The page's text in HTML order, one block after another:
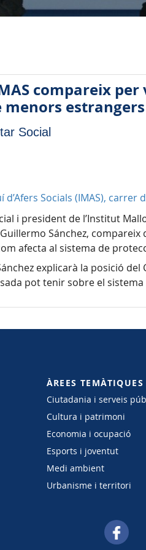
compareix
Social
Socials (IMAS), carrer
i president de l’Institut
Sánchez,
afecta al sistema de
explicarà la posició
pot tenir sobre el
ÀREES TEMÀTIQUES
Ciutadania i serveis
Cultura i patrimoni
Economia i ocupació
Esports i joventut
Medi ambient
Urbanisme i territori